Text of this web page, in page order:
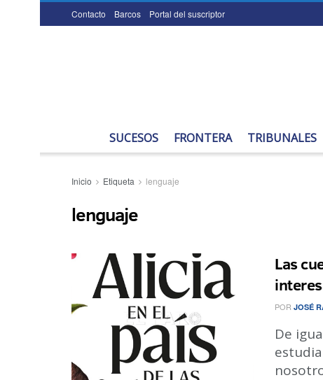
Contacto Barcos Portal del suscriptor
SUCESOS FRONTERA TRIBUNALES
Inicio Etiqueta lenguaje
lenguaje
Las
POR JOSÉ
De